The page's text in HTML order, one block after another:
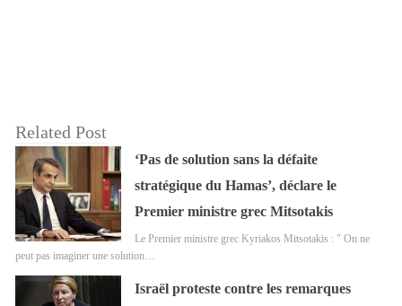
Related Post
‘Pas de solution sans la défaite
stratégique du Hamas’, déclare le
Premier ministre grec Mitsotakis
Le Premier ministre grec Kyriakos Mitsotakis : " On ne
peut pas imaginer une solution…
Israël proteste contre les remarques